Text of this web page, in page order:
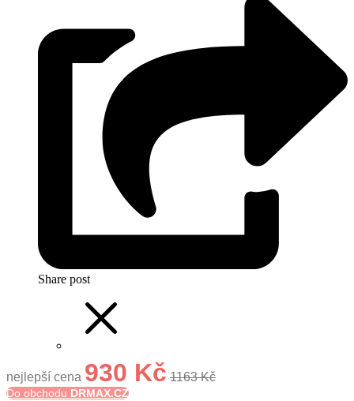
Share post
nejlepší cena 930 Kč 1163 Kč
Do obchodu DRMAX.CZ